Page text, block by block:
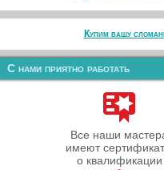
Купим вашу
С нами приятно работать
Все наши
имеют
о квалификации